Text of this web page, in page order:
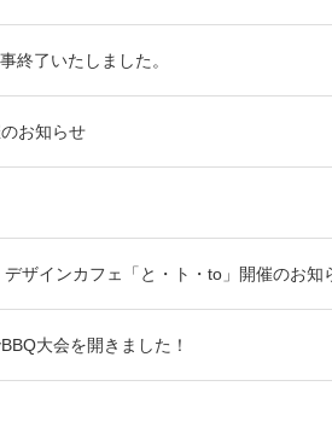
終了いたしました。
のお知らせ
ザインカフェ「と・ト・to」開催のお知
大会を開きました！